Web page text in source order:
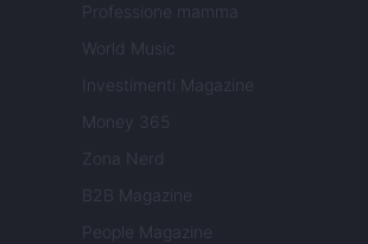
Professione mamma
World Music
Investimenti Magazine
Money 365
Zona Nerd
B2B Magazine
People Magazine